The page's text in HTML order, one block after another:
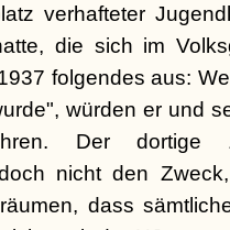
verhafteter
die sich im
folgendes aus:
würden er und
Der dortige
nicht den
dass